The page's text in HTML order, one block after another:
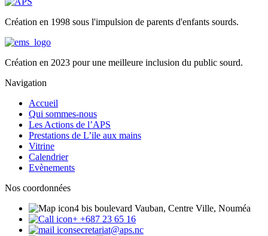
Création en 1998 sous l'impulsion de parents d'enfants sourds.
Création en 2023 pour une meilleure inclusion du public sourd.
Navigation
Accueil
Qui sommes-nous
Les Actions de l’APS
Prestations de L’ile aux mains
Vitrine
Calendrier
Evènements
Nos coordonnées
4 bis boulevard Vauban, Centre Ville, Nouméa
+ +687 23 65 16
secretariat@aps.nc